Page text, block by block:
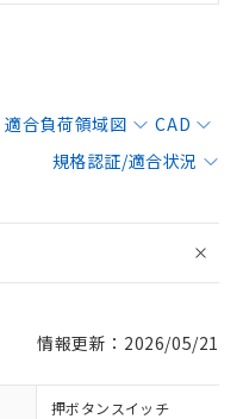
適合負荷領域図
CAD
規格認証/適合状況
情報更新：2026/05/21
押ボタンスイッチ